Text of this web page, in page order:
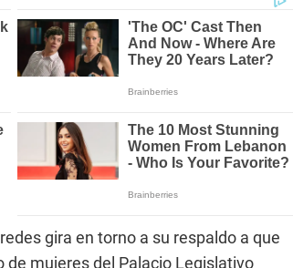
gira en torno a su respaldo a que
mujeres del Palacio Legislativo